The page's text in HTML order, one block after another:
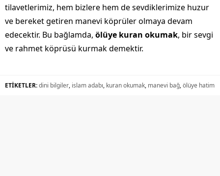
tilavetlerimiz, hem bizlere hem de sevdiklerimize huzur
ve bereket getiren manevi köprüler olmaya devam
edecektir. Bu bağlamda, ölüye kuran okumak, bir sevgi
ve rahmet köprüsü kurmak demektir.
ETİKETLER:dini bilgiler, islam adabı, kuran okumak, manevi bağ,ölüye hatim